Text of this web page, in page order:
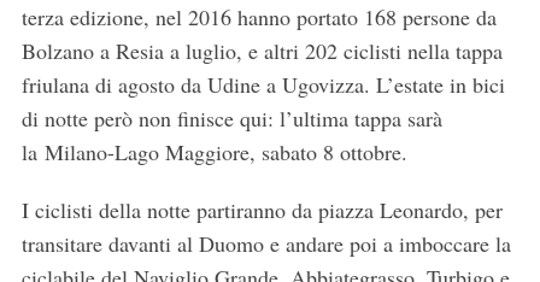
terza edizione, nel 2016 hanno portato 168 persone da
Bolzano a Resia a luglio, e altri 202 ciclisti nella tappa
friulana di agosto da Udine a Ugovizza. L’estate in bici
di notte però non finisce qui: l’ultima tappa sarà
la Milano-Lago Maggiore, sabato 8 ottobre.
I ciclisti della notte partiranno da piazza Leonardo, per
transitare davanti al Duomo e andare poi a imboccare la